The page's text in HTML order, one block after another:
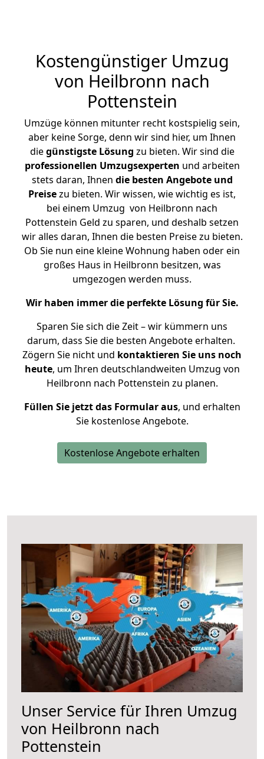
Kostengünstiger Umzug
von Heilbronn nach
Pottenstein
Umzüge können mitunter recht kostspielig sein,
aber keine Sorge, denn wir sind hier, um Ihnen
diegünstigste Lösung zu bieten. Wir sind die
professionellen Umzugsexperten und arbeiten
stets daran, Ihnen die besten Angebote und
Preisezu bieten. Wir wissen, wie wichtig es ist,
bei einem Umzug von Heilbronn nach
Pottenstein Geld zu sparen, und deshalb setzen
wir alles daran, Ihnen die besten Preise zu bieten.
Ob Sie nun eine kleine Wohnung haben oder ein
großes Haus in Heilbronn besitzen, was
umgezogen werden muss.
Wir haben immer die perfekte Lösung für Sie.
Sparen Sie sich die Zeit – wir kümmern uns
darum, dass Sie die besten Angebote erhalten.
Zögern Sie nicht und kontaktieren Sie uns noch
heute, um Ihren deutschlandweiten Umzug von
Heilbronn nach Pottenstein zu planen.
Füllen Sie jetzt das Formular aus, und erhalten
Sie kostenlose Angebote.
Kostenlose Angebote erhalten
Unser Service für Ihren Umzug
von Heilbronn nach
Pottenstein